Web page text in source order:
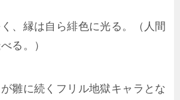
、縁は自ら緋色に光る。（人間
る。）
雛に続くフリル地獄キャラとな